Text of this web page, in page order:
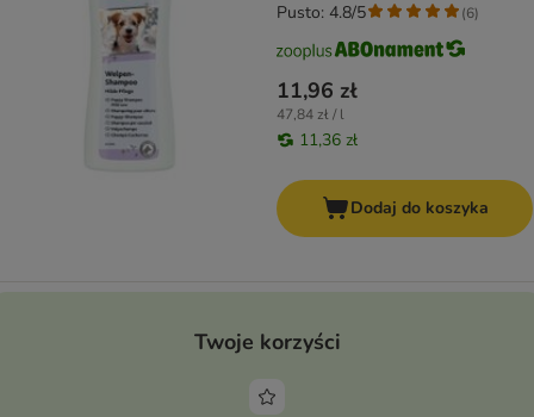
11,96 zł
47,84 zł / l
11,36 zł
Pusto: 4.8/5 (6)
Dodaj do koszyka
Twoje korzyści